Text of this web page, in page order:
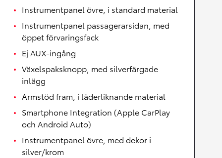
Instrumentpanel övre, i standard material
Instrumentpanel passagerarsidan, med
öppet förvaringsfack
Ej AUX-ingång
Växelspaksknopp, med silverfärgade
inlägg
Armstöd fram, i läderliknande material
Smartphone Integration (Apple CarPlay
och Android Auto)
Instrumentpanel övre, med dekor i
silver/krom